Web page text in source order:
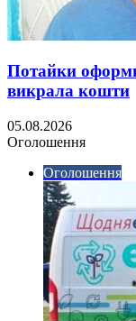
Потайки
викрала кошти
05.08.2026
Оголошення
Оголошення